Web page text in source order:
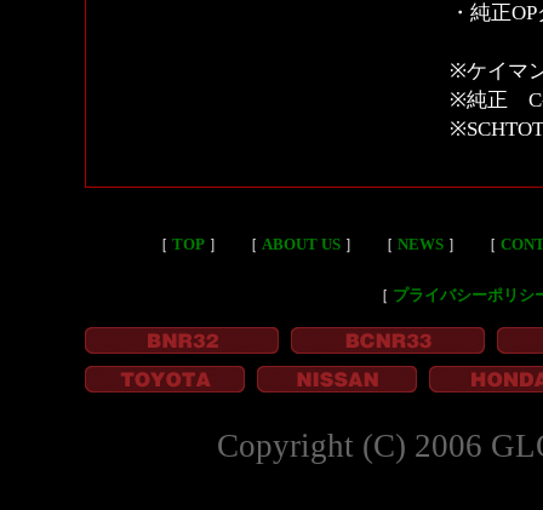
・純正
※ケイマ
※純正 C-
［ TOP］ ［ ABOUT US］ ［ NEWS］ ［
［ プライバシーポリシ
Copyright (C) 2006